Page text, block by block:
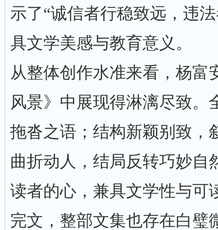
示了“诚信者行稳致远，违
具文学美感与教育意义。
从整体创作水准来看，杨富
风景》中展现得淋漓尽致。
拖沓之语；结构新颖别致，
曲折动人，结局反转巧妙自
读者的心，兼具文学性与可
完文，整部文集也存在白璧